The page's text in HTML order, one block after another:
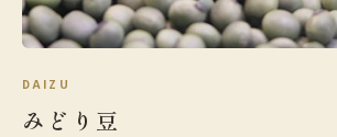
DAIZU
みどり豆